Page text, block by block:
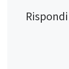
Rispondi